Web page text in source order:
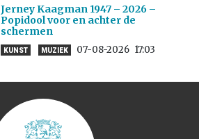
Jerney Kaagman 1947 – 2026 –
Popidool voor en achter de
schermen
KUNST MUZIEK 07-08-2026 17:03